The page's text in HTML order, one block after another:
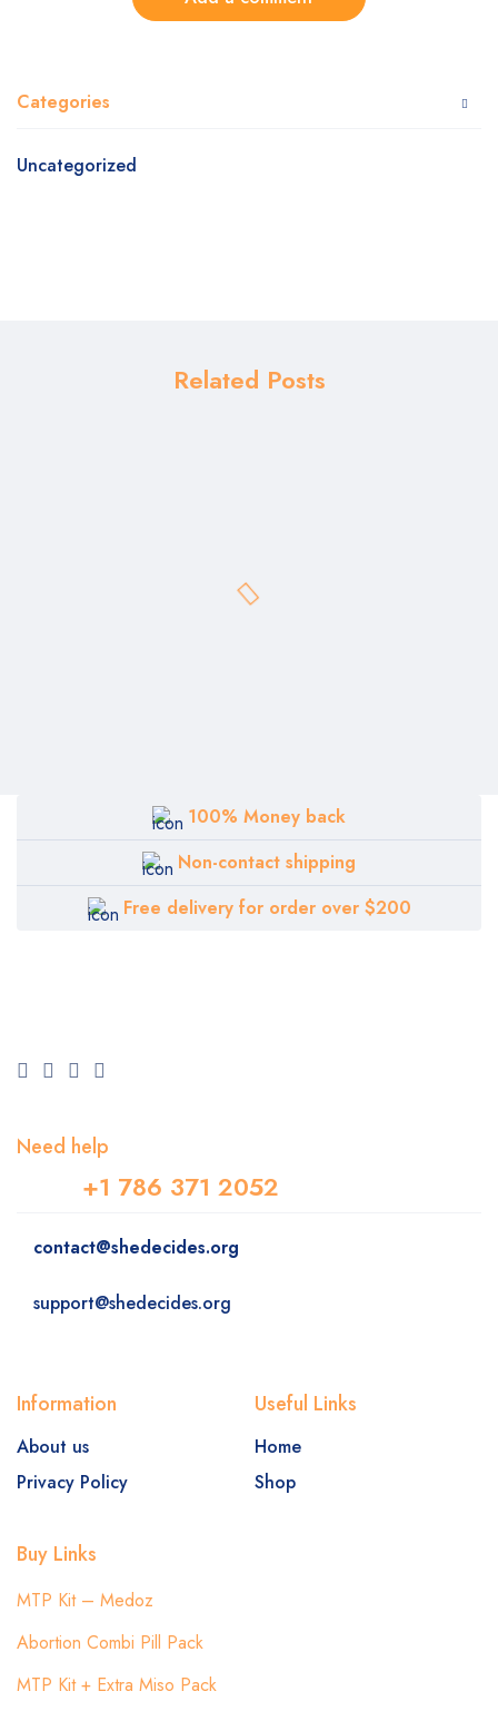
Categories
Uncategorized
Related Posts
100% Money back
Non-contact shipping
Free delivery for order over $200
Need help
+1 786 371 2052
contact@shedecides.org
support@shedecides.org
Information
About us
Privacy Policy
Useful Links
Home
Shop
Buy Links
MTP Kit – Medoz
Abortion Combi Pill Pack
MTP Kit + Extra Miso Pack